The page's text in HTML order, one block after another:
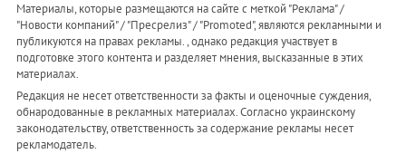
Материалы, которые размещаются на сайте с меткой "Реклама" /
"Новости компаний" / "Пресрелиз" / "Promoted", являются рекламными и
публикуются на правах рекламы. , однако редакция участвует в
подготовке этого контента и разделяет мнения, высказанные в этих
материалах.
Редакция не несет ответственности за факты и оценочные суждения,
обнародованные в рекламных материалах. Согласно украинскому
законодательству, ответственность за содержание рекламы несет
рекламодатель.